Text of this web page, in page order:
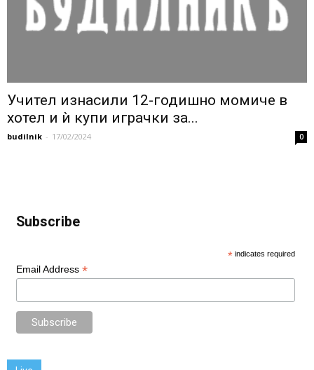
Учител изнасили 12-годишно момиче в
хотел и ѝ купи играчки за...
budilnik - 17/02/2024 0
Subscribe
* indicates required
Email Address *